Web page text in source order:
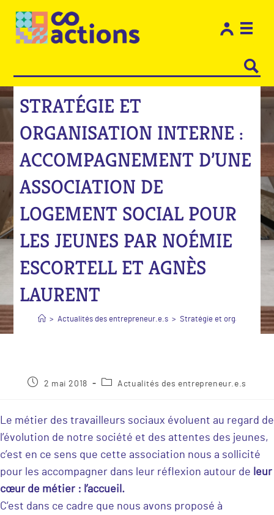
STRATÉGIE ET
ORGANISATION INTERNE :
ACCOMPAGNEMENT D’UNE
ASSOCIATION DE
LOGEMENT SOCIAL POUR
LES JEUNES PAR NOÉMIE
ESCORTELL ET AGNÈS
LAURENT
> Actualités des entrepreneur.e.s > Stratégie et organisation
2 mai 2018 Actualités des entrepreneur.e.s
Le métier des travailleurs sociaux évoluent au regard de
l’évolution de notre société et des attentes des jeunes,
c’est en ce sens que cette association nous a sollicité
pour les accompagner dans leur réflexion autour de leur
cœur de métier : l’accueil.
C’est dans ce cadre que nous avons proposé à